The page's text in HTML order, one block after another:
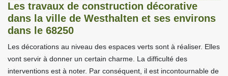
Les travaux de construction décorative
dans la ville de Westhalten et ses environs
dans le 68250
Les décorations au niveau des espaces verts sont à réaliser. Elles
vont servir à donner un certain charme. La difficulté des
interventions est à noter. Par conséquent, il est incontournable de